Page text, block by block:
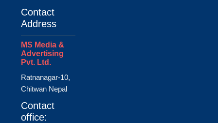
Contact
Address
MS Media &
Advertising
Pvt. Ltd.
Ratnanagar-10,
Chitwan Nepal
Contact
office: